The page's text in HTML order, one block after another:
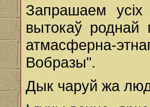
Запрашаем
вытокаў
атмасферна-
Вобразы".
Дык чаруй жа